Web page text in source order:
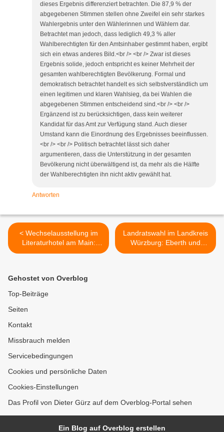
dieses Ergebnis differenziert betrachten. Die 87,9 % der
abgegebenen Stimmen stellen ohne Zweifel ein sehr starkes
Wahlergebnis unter den Wählerinnen und Wählern dar.
Betrachtet man jedoch, dass lediglich 49,3 % aller
Wahlberechtigten für den Amtsinhaber gestimmt haben, ergibt
sich ein etwas anderes Bild.<br /> <br /> Zwar ist dieses
Ergebnis solide, jedoch entspricht es keiner Mehrheit der
gesamten wahlberechtigten Bevölkerung. Formal und
demokratisch betrachtet handelt es sich selbstverständlich um
einen legitimen und klaren Wahlsieg, da bei Wahlen die
abgegebenen Stimmen entscheidend sind.<br /> <br />
Ergänzend ist zu berücksichtigen, dass kein weiterer
Kandidat für das Amt zur Verfügung stand. Auch dieser
Umstand kann die Einordnung des Ergebnisses beeinflussen.
<br /> <br /> Politisch betrachtet lässt sich daher
argumentieren, dass die Unterstützung in der gesamten
Bevölkerung nicht überwältigend ist, da mehr als die Hälfte
der Wahlberechtigten ihn nicht aktiv gewählt hat.
Antworten
< Wechselausstellung im
Literaturhotel am Main:
Elisabeth Maseizik zeigt
Landratswahl im Landkreis
Würzburg: Eberth und
Winzenhörlein in der
Gehostet von Overblog
Top-Beiträge
Seiten
Kontakt
Missbrauch melden
Servicebedingungen
Cookies und persönliche Daten
Cookies-Einstellungen
Das Profil von Dieter Gürz auf dem Overblog-Portal sehen
Ein Blog auf Overblog erstellen